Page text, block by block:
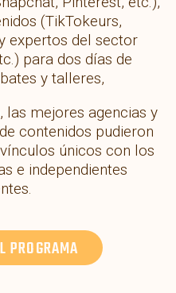
(TikTokeurs,
expertos del sector
para dos días de
y talleres,
las mejores agencias y
contenidos pudieron
únicos con los
e independientes
PROGRAMA